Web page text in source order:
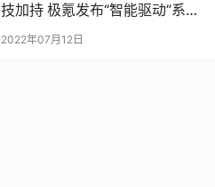
技加持 极氪发布“智能驱动”系统
重新定义高性能纯电赛道
2022年07月12日